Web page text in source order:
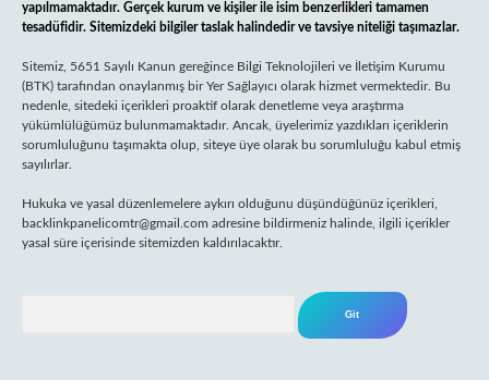
yapılmamaktadır. Gerçek kurum ve kişiler ile isim benzerlikleri tamamen
tesadüfidir. Sitemizdeki bilgiler taslak halindedir ve tavsiye niteliği taşımazlar.
Sitemiz, 5651 Sayılı Kanun gereğince Bilgi Teknolojileri ve İletişim Kurumu
(BTK) tarafından onaylanmış bir Yer Sağlayıcı olarak hizmet vermektedir. Bu
nedenle, sitedeki içerikleri proaktif olarak denetleme veya araştırma
yükümlülüğümüz bulunmamaktadır. Ancak, üyelerimiz yazdıkları içeriklerin
sorumluluğunu taşımakta olup, siteye üye olarak bu sorumluluğu kabul etmiş
sayılırlar.
Hukuka ve yasal düzenlemelere aykırı olduğunu düşündüğünüz içerikleri,
backlinkpanelicomtr@gmail.com adresine bildirmeniz halinde, ilgili içerikler
yasal süre içerisinde sitemizden kaldırılacaktır.